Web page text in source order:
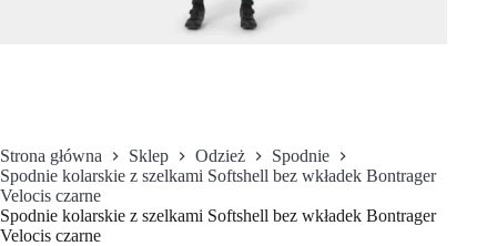
Strona główna Sklep Odzież
Spodnie
Spodnie kolarskie z szelkami Softshell bez wkładek Bontrager
Velocis czarne
Spodnie kolarskie z szelkami Softshell bez wkładek Bontrager
Velocis czarne